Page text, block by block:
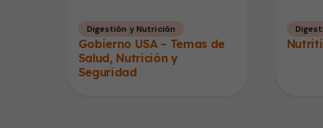
Digestión y Nutrición
Gobierno USA – Temas de
Salud, Nutrición y
Seguridad